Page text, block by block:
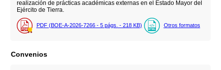
realización de prácticas académicas externas en el Estado Mayor del
Ejército de Tierra.
PDF (BOE-A-2026-7266 - 5 págs. - 218 KB) Otros formatos
Convenios